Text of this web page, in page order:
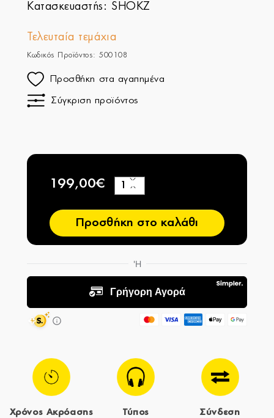
Κατασκευαστής: SHOKZ
Τελευταία τεμάχια
Κωδικός Προϊόντος: 500108
Προσθήκη στα αγαπημένα
Σύγκριση προϊόντος
199,00€
−
+
Προσθήκη στο καλάθι
Χρόνος Ακρόασης
Τύπος
Σύνδεση